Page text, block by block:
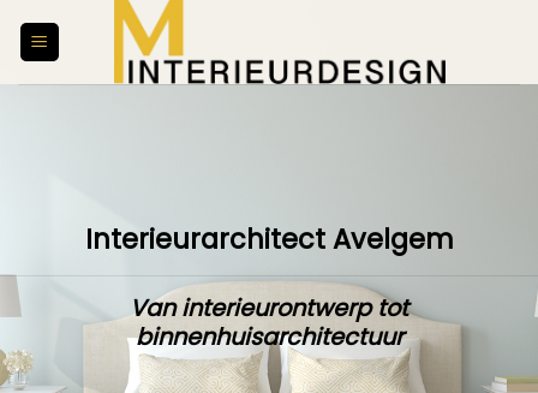
Interieurarchitect Avelgem
Van interieurontwerp tot
binnenhuisarchitectuur